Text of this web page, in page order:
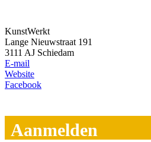
KunstWerkt
Lange Nieuwstraat 191
3111 AJ Schiedam
E-mail
Website
Facebook
Aanmelden